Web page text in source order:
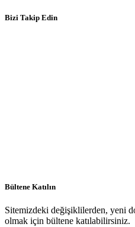
Bizi Takip Edin
Bültene Katılın
Sitemizdeki değişiklilerden, yeni
olmak için bültene katılabilirsiniz.